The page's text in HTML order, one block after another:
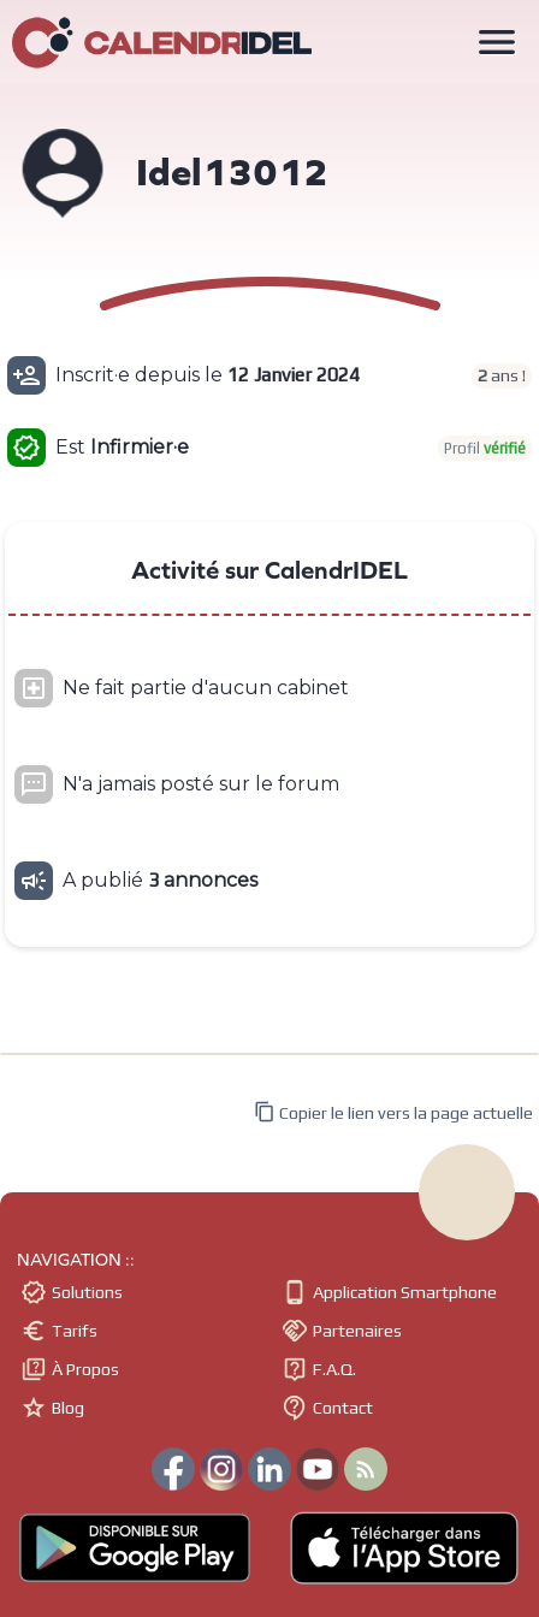
Idel13012
 Inscrit·e depuis le 12 Janvier 2024 2ans !
 Est Infirmier·e Profil vérifié
Activité sur CalendrIDEL
 Ne fait partie d'aucun cabinet
 N'a jamais posté sur le forum
 A publié 3 annonces

 Copier le lien vers la page actuelle
NAVIGATION ::
 Solutions
 Tarifs
 À Propos
 Blog
 Application Smartphone
 Partenaires
 F.A.Q.
 Contact
